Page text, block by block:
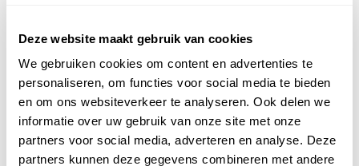
Deze website maakt gebruik van cookies
We gebruiken cookies om content en advertenties te
personaliseren, om functies voor social media te bieden
en om ons websiteverkeer te analyseren. Ook delen we
informatie over uw gebruik van onze site met onze
partners voor social media, adverteren en analyse. Deze
partners kunnen deze gegevens combineren met andere
Officieel distributeur met Mobil Smeermiddelen
voor alle sectoren
Welke olie heb ik nodig